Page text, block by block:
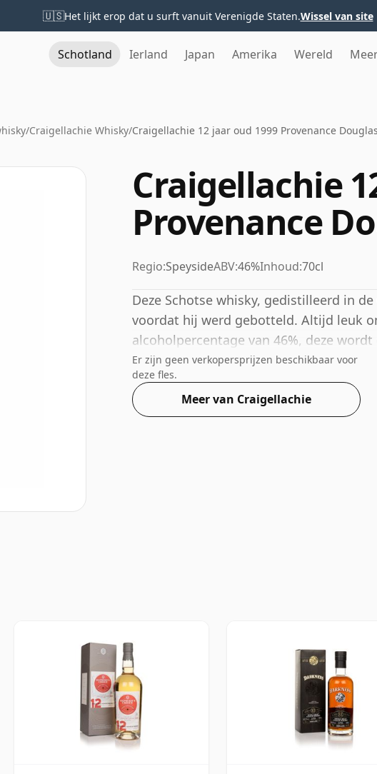
🇺🇸Het lijkt erop dat u surft vanuit Verenigde Staten.Wissel van site
Schotland Ierland Japan Amerika Wereld
/Craigellachie Whisky/Craigellachie 12 jaar oud 1999 Provenance
Craigellachie
Provenance
Regio:SpeysideABV:46%Inhoud:70cl
Deze Schotse whisky, gedistilleerd in
voordat hij werd gebotteld. Altijd leuk
alcoholpercentage van 46%, deze
Er zijn geen verkopersprijzen beschikbaar voor
deze fles.
Meer van Craigellachie